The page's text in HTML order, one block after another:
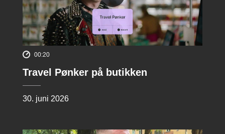
00:20
Travel Pønker på butikken
30. juni 2026